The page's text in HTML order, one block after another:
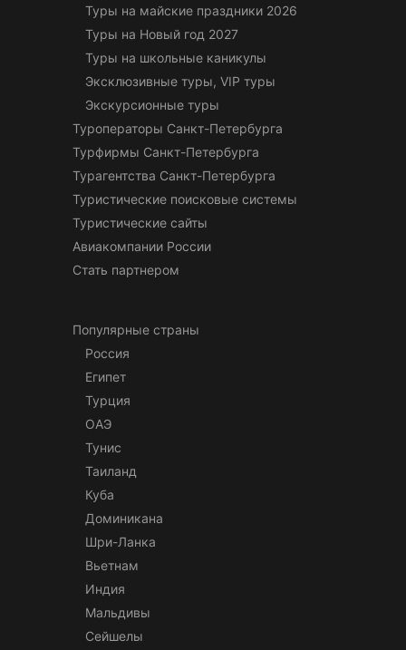
Туры на майские праздники 2026
Туры на Новый год 2027
Туры на школьные каникулы
Эксклюзивные туры, VIP туры
Экскурсионные туры
Туроператоры Санкт-Петербурга
Турфирмы Санкт-Петербурга
Турагентства Санкт-Петербурга
Туристические поисковые системы
Туристические сайты
Авиакомпании России
Стать партнером
Популярные страны
Россия
Египет
Турция
ОАЭ
Тунис
Таиланд
Куба
Доминикана
Шри-Ланка
Вьетнам
Индия
Мальдивы
Сейшелы